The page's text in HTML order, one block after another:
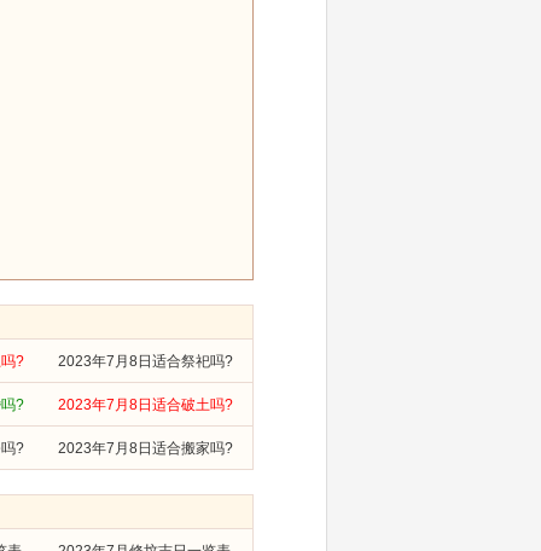
? 2023年7月8日适合祭祀吗?
? 2023年7月8日适合破土吗?
? 2023年7月8日适合搬家吗?